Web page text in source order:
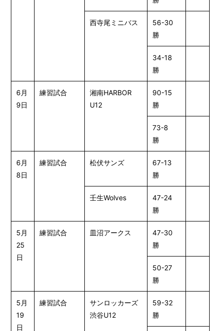
西寺尾ミニバス
56-30
勝
34-18
勝
6月
9日
練習試合
湘南HARBOR
U12
90-15
勝
73-8
勝
6月
8日
練習試合 松伏サンズ
67-13
勝
壬生Wolves
47-24
勝
5月
25
日
練習試合 皿沼アークス
47-30
勝
50-27
勝
5月
19
日
練習試合
サンロッカーズ
渋谷U12
59-32
勝